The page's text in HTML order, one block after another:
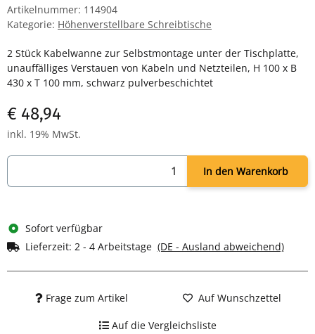
Artikelnummer: 114904
Kategorie: Höhenverstellbare Schreibtische
2 Stück Kabelwanne zur Selbstmontage unter der Tischplatte,
unauffälliges Verstauen von Kabeln und Netzteilen, H 100 x B
430 x T 100 mm, schwarz pulverbeschichtet
€ 48,94
inkl. 19% MwSt.
In den Warenkorb
Sofort verfügbar
Lieferzeit: 2 - 4 Arbeitstage (DE - Ausland abweichend)
Frage zum Artikel Auf Wunschzettel
Auf die Vergleichsliste